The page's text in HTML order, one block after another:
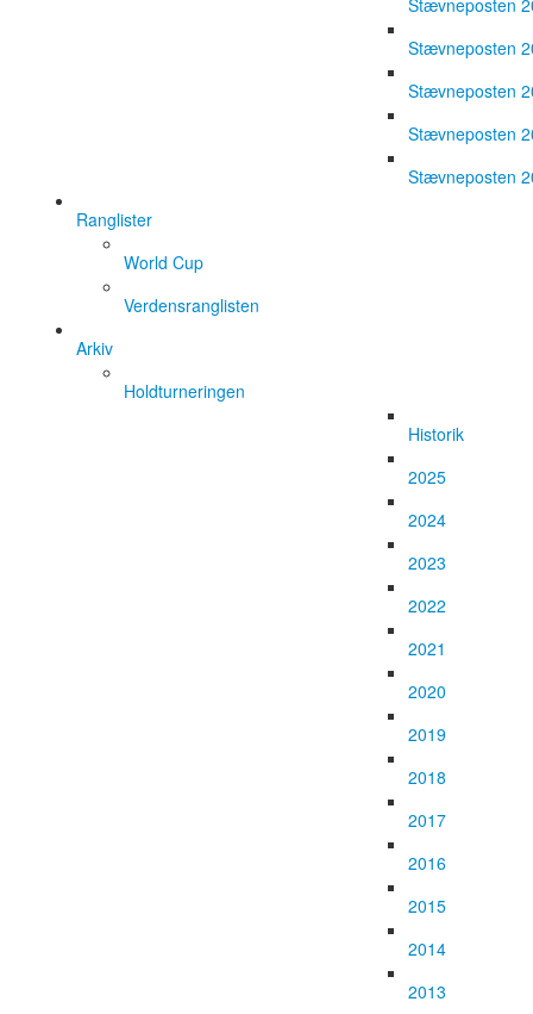
Stævneposten
Stævneposten
Stævneposten
Stævneposten
Ranglister
World Cup
Verdensranglisten
Arkiv
Holdturneringen
Historik
2025
2024
2023
2022
2021
2020
2019
2018
2017
2016
2015
2014
2013